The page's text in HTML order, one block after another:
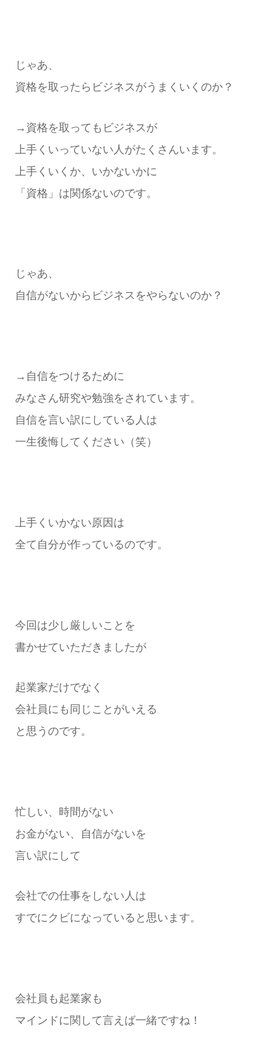
じゃあ、
資格を取ったらビジネスがうまくいくのか？
→資格を取ってもビジネスが
上手くいっていない人がたくさんいます。
上手くいくか、いかないかに
「資格」は関係ないのです。
じゃあ、
自信がないからビジネスをやらないのか？
→自信をつけるために
みなさん研究や勉強をされています。
自信を言い訳にしている人は
一生後悔してください（笑）
上手くいかない原因は
全て自分が作っているのです。
今回は少し厳しいことを
書かせていただきましたが
起業家だけでなく
会社員にも同じことがいえる
と思うのです。
忙しい、時間がない
お金がない、自信がないを
言い訳にして
会社での仕事をしない人は
すでにクビになっていると思います。
会社員も起業家も
マインドに関して言えば一緒ですね！